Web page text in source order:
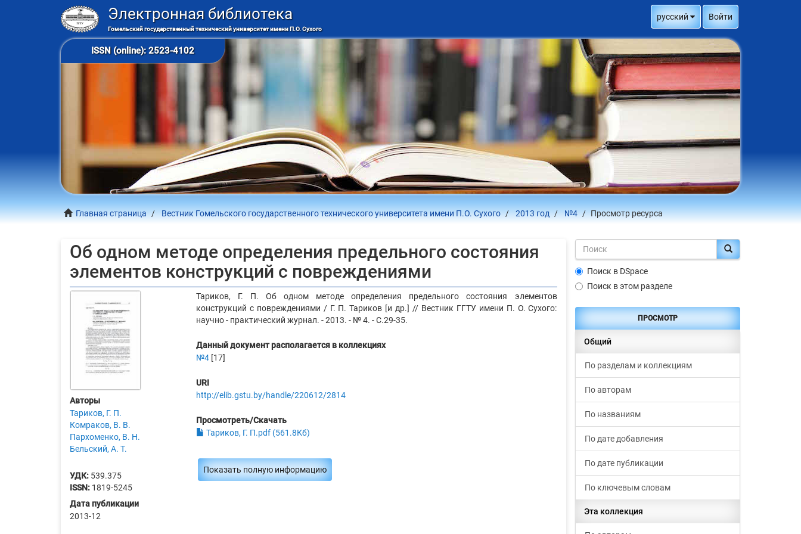
Электронная библиотека
Гомельский государственный технический университет имени П.О. Сухого
русский Войти
ISSN (online): 2523-4102
Главная страница Вестник Гомельского государственного технического университета имени П.О. Сухого 2013 год №4 Просмотр ресурса
Об одном методе определения предельного состояния
элементов конструкций с повреждениями
Авторы
Тариков, Г. П.
Комраков, В. В.
Пархоменко, В. Н.
Бельский, А. Т.
УДК: 539.375
ISSN: 1819-5245
Дата публикации
2013-12
Тариков, Г. П. Об одном методе определения предельного состояния элементов
конструкций с повреждениями / Г. П. Тариков [и др.] // Вестник ГГТУ имени П. О. Сухого:
научно - практический журнал. - 2013. - № 4. - С.29-35.
Данный документ располагается в коллекциях
№4[17]
URI
http://elib.gstu.by/handle/220612/2814
Просмотреть/Скачать
Тариков, Г. П.pdf (561.8Кб)
Показать полную информацию
Поиск в DSpace
Поиск в этом разделе
ПРОСМОТР
Общий
По разделам и коллекциям
По авторам
По названиям
По дате добавления
По дате публикации
По ключевым словам
Эта коллекция